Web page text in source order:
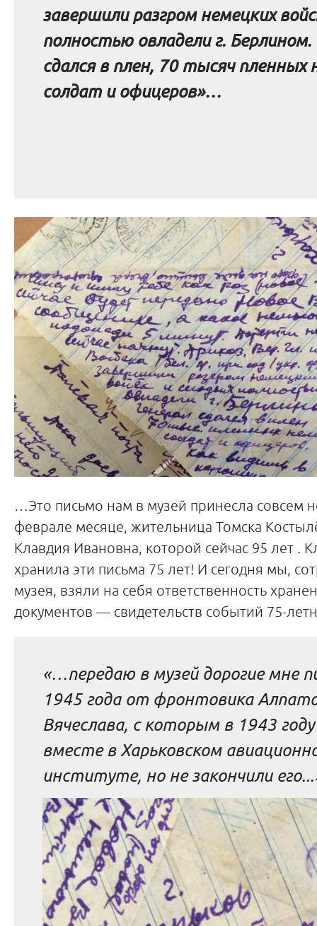
завершили разгром немецких
полностью овладели г. Берлином.
сдался в плен, 70 тысяч пленных
солдат и офицеров»…
…Это письмо нам в музей принесла совсем
феврале месяце, жительница Томска
Клавдия Ивановна, которой сейчас 95 лет .
хранила эти письма 75 лет! И сегодня мы,
музея, взяли на себя ответственность
документов — свидетельств событий 75-
«…передаю в музей дорогие мне
1945 года от фронтовика
Вячеслава, с которым в 1943
вместе в Харьковском
институте, но не закончили